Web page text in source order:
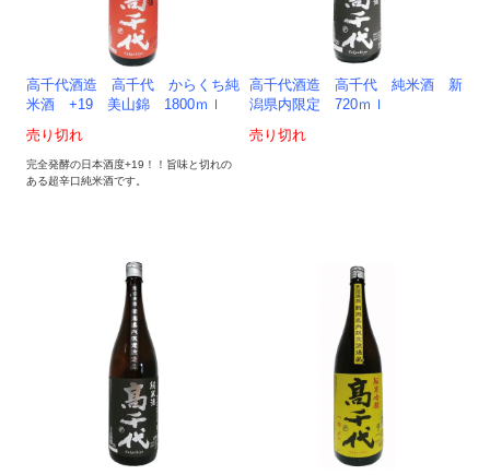
高千代酒造 高千代 からくち純
米酒 +19 美山錦 1800ｍｌ
売り切れ
完全発酵の日本酒度+19！！旨味と切れの
ある超辛口純米酒です。
高千代酒造 高千代 純米酒 新
潟県内限定 720ｍｌ
売り切れ